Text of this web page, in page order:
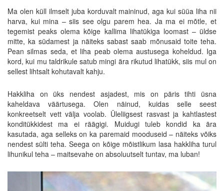
Ma olen küll ilmselt juba korduvalt maininud, aga kui süüa liha nii
harva, kui mina – siis see olgu parem hea. Ja ma ei mõtle, et
tegemist peaks olema kõige kallima lihatükiga loomast – üldse
mitte, ka südamest ja näiteks sabast saab mõnusaid toite teha.
Pean silmas seda, et liha peab olema austusega koheldud. Iga
kord, kui mu taldrikule satub mingi ära rikutud lihatükk, siis mul on
sellest lihtsalt kohutavalt kahju.
Hakkliha on üks nendest asjadest, mis on päris tihti üsna
kaheldava väärtusega. Olen näinud, kuidas selle seest
konkreetselt vett välja voolab. Üleliigsest rasvast ja kahtlastest
konditükkidest ma ei räägigi. Muidugi tuleb kondid ka ära
kasutada, aga selleks on ka paremaid mooduseid – näiteks võiks
nendest sülti teha. Seega on kõige mõistlikum lasa hakkliha turul
lihunikul teha – maitsevahe on absoluutselt tuntav, ma luban!